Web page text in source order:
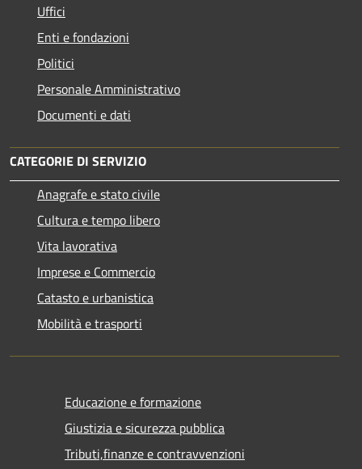
Uffici
Enti e fondazioni
Politici
Personale Amministrativo
Documenti e dati
CATEGORIE DI SERVIZIO
Anagrafe e stato civile
Cultura e tempo libero
Vita lavorativa
Imprese e Commercio
Catasto e urbanistica
Mobilità e trasporti
Educazione e formazione
Giustizia e sicurezza pubblica
Tributi,finanze e contravvenzioni